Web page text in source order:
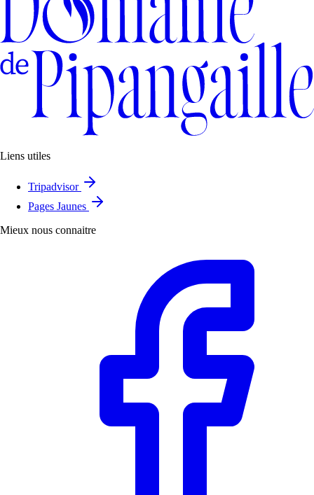
Liens utiles
Tripadvisor
Pages Jaunes
Mieux nous connaitre